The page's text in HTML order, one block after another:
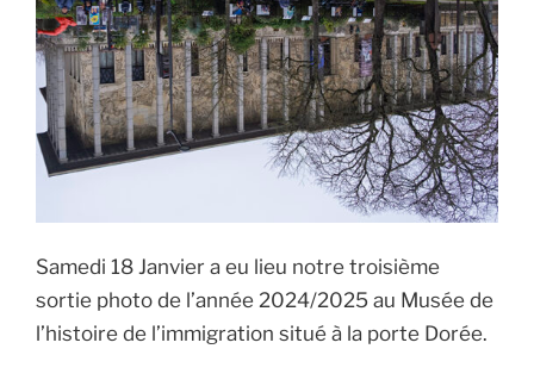
Samedi 18 Janvier a eu lieu notre troisième
sortie photo de l’année 2024/2025 au Musée de
l’histoire de l’immigration situé à la porte Dorée.